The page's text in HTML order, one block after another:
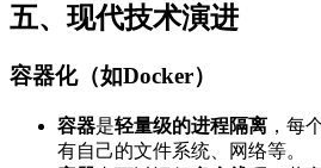
五、现代技术演进
容器化（如Docker）
容器是轻量级的进程隔离 ，每
有自己的文件系统、网络等。